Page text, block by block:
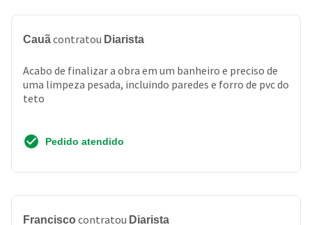
Cauãcontratou Diarista
Acabo de finalizar a obra em um banheiro e preciso de
uma limpeza pesada, incluindo paredes e forro de pvc do
teto
Pedido atendido
Francisco contratou Diarista